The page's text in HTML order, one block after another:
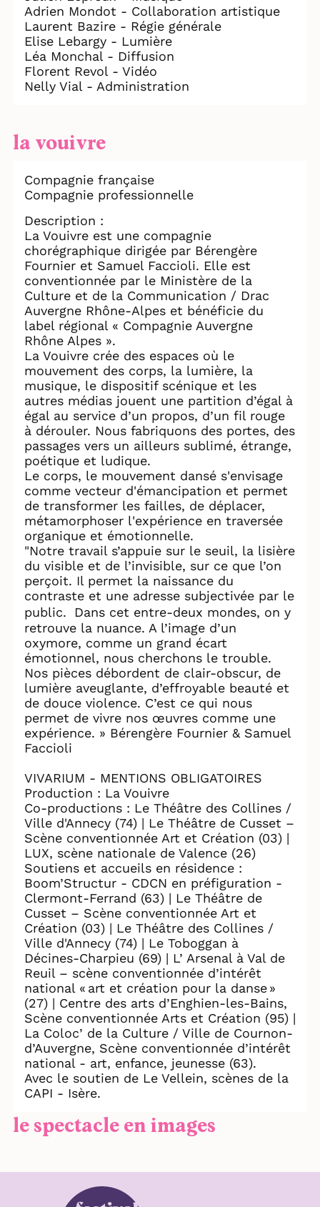
Adrien Mondot - Collaboration artistique
Laurent Bazire - Régie générale
Elise Lebargy - Lumière
Léa Monchal - Diffusion
Florent Revol - Vidéo
Nelly Vial - Administration
la vouivre
Compagnie française
Compagnie professionnelle
Description :
La Vouivre est une compagnie
chorégraphique dirigée par Bérengère
Fournier et Samuel Faccioli. Elle est
conventionnée par le Ministère de la
Culture et de la Communication / Drac
Auvergne Rhône-Alpes et bénéficie du
label régional « Compagnie Auvergne
Rhône Alpes ».
La Vouivre crée des espaces où le
mouvement des corps, la lumière, la
musique, le dispositif scénique et les
autres médias jouent une partition d’égal à
égal au service d’un propos, d’un fil rouge
à dérouler. Nous fabriquons des portes, des
passages vers un ailleurs sublimé, étrange,
poétique et ludique.
Le corps, le mouvement dansé s'envisage
comme vecteur d'émancipation et permet
de transformer les failles, de déplacer,
métamorphoser l'expérience en traversée
organique et émotionnelle.
"Notre travail s’appuie sur le seuil, la lisière
du visible et de l’invisible, sur ce que l’on
perçoit. Il permet la naissance du
contraste et une adresse subjectivée par le
public. Dans cet entre-deux mondes, on y
retrouve la nuance. A l’image d’un
oxymore, comme un grand écart
émotionnel, nous cherchons le trouble.
Nos pièces débordent de clair-obscur, de
lumière aveuglante, d’effroyable beauté et
de douce violence. C’est ce qui nous
permet de vivre nos œuvres comme une
expérience. » Bérengère Fournier & Samuel
Faccioli
VIVARIUM - MENTIONS OBLIGATOIRES
Production : La Vouivre
Co-productions : Le Théâtre des Collines /
Ville d'Annecy (74) | Le Théâtre de Cusset –
Scène conventionnée Art et Création (03) |
LUX, scène nationale de Valence (26)
Soutiens et accueils en résidence :
Boom’Structur - CDCN en préfiguration -
Clermont-Ferrand (63) | Le Théâtre de
Cusset – Scène conventionnée Art et
Création (03) | Le Théâtre des Collines /
Ville d'Annecy (74) | Le Toboggan à
Décines-Charpieu (69) | L’ Arsenal à Val de
Reuil – scène conventionnée d’intérêt
national « art et création pour la danse »
(27) | Centre des arts d’Enghien-les-Bains,
Scène conventionnée Arts et Création (95) |
La Coloc’ de la Culture / Ville de Cournon-
d’Auvergne, Scène conventionnée d’intérêt
national - art, enfance, jeunesse (63).
Avec le soutien de Le Vellein, scènes de la
CAPI - Isère.
le spectacle en images